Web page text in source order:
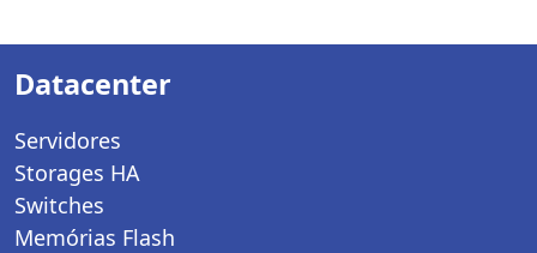
Datacenter
Servidores
Storages HA
Switches
Memórias Flash